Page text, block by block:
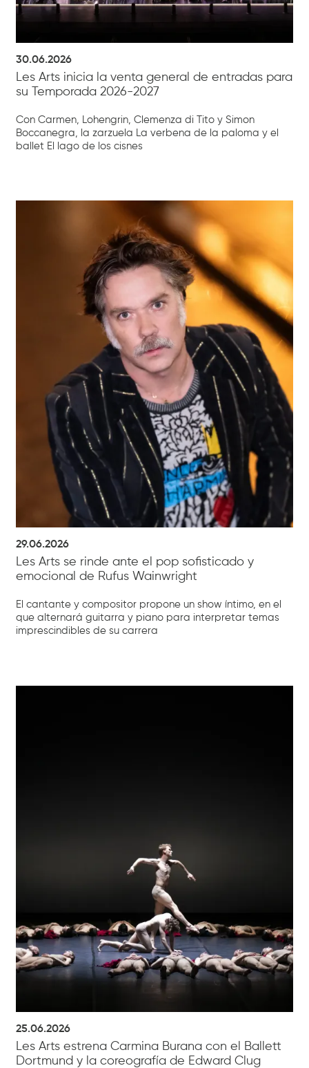
30.06.2026
Les Arts inicia la venta general de entradas para
su Temporada 2026-2027
Con Carmen, Lohengrin, Clemenza di Tito y Simon
Boccanegra, la zarzuela La verbena de la paloma y el
ballet El lago de los cisnes
29.06.2026
Les Arts se rinde ante el pop sofisticado y
emocional de Rufus Wainwright
El cantante y compositor propone un show íntimo, en el
que alternará guitarra y piano para interpretar temas
imprescindibles de su carrera
25.06.2026
Les Arts estrena Carmina Burana con el Ballett
Dortmund y la coreografía de Edward Clug